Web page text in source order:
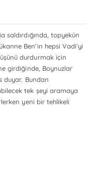
saldırdığında, topyekûn
Ben'in hepsi Vadi'yi
durdurmak için
girdiğinde, Boynuzlar
duyar. Bundan
tek şeyi aramaya
yeni bir tehlikeli